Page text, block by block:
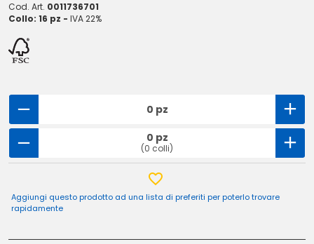
Cod. Art. 0011736701
Collo: 16 pz - IVA 22%
0 pz
0 pz
(0 colli)
Aggiungi questo prodotto ad una lista di preferiti per poterlo trovare
rapidamente